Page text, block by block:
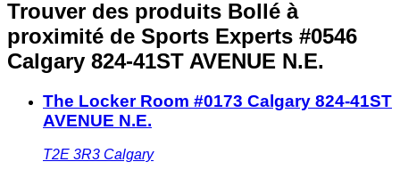
Trouver des produits Bollé à
proximité de Sports Experts #0546
Calgary 824-41ST AVENUE N.E.
The Locker Room #0173 Calgary 824-41ST
AVENUE N.E.
T2E 3R3 Calgary